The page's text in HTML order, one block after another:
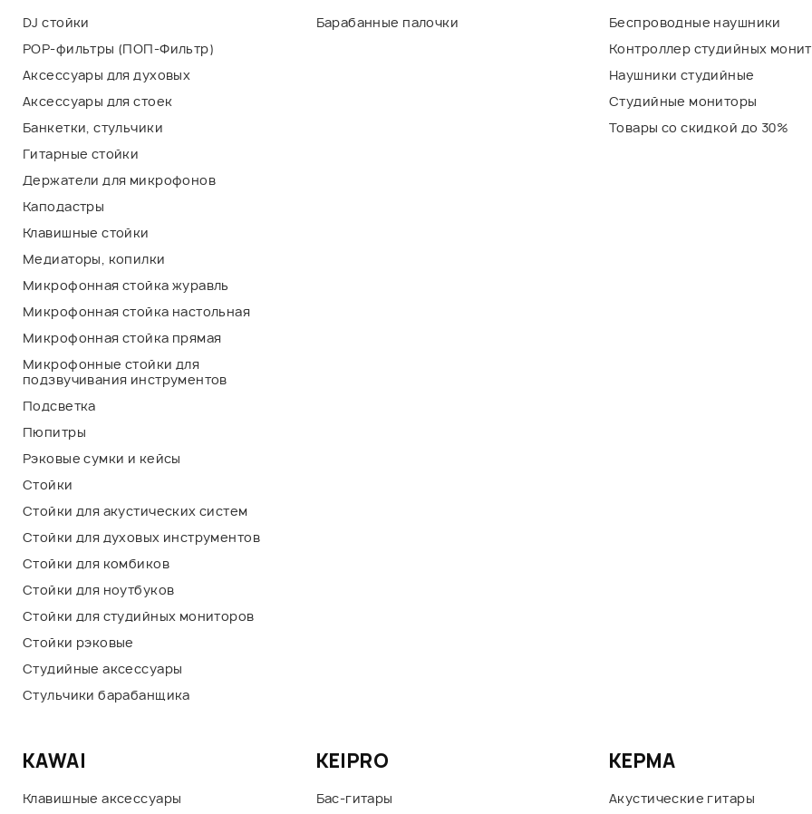
DJ стойки
POP-фильтры (ПОП-Фильтр)
Аксессуары для духовых
Аксессуары для стоек
Банкетки, стульчики
Гитарные стойки
Держатели для микрофонов
Каподастры
Клавишные стойки
Медиаторы, копилки
Микрофонная стойка журавль
Микрофонная стойка настольная
Микрофонная стойка прямая
Микрофонные стойки для
подзвучивания инструментов
Подсветка
Пюпитры
Рэковые сумки и кейсы
Стойки
Стойки для акустических систем
Стойки для духовых инструментов
Стойки для комбиков
Стойки для ноутбуков
Стойки для студийных мониторов
Стойки рэковые
Студийные аксессуары
Стульчики барабанщика
Барабанные палочки
Беспроводные наушники
Контроллер студийных
Наушники студийные
Студийные мониторы
Товары со скидкой до 30%
KAWAI
Клавишные аксессуары
KEIPRO
Бас-гитары
KEPMA
Акустические гитары